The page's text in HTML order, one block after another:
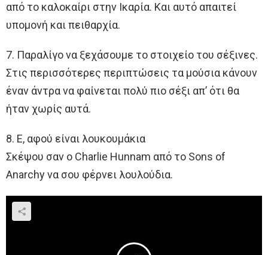
από το καλοκαίρι στην Ικαρία. Και αυτό απαιτεί
υπομονή και πειθαρχία.
7. Παραλίγο να ξεχάσουμε το στοιχείο του σέξινες.
Στις περισσότερες περιπτώσεις τα μούσια κάνουν
έναν άντρα να φαίνεται πολύ πιο σέξι απ’ ότι θα
ήταν χωρίς αυτά.
8. Ε, αφού είναι λουκουμάκια
Σκέψου σαν ο Charlie Hunnam από το Sons of
Anarchy να σου φέρνει λουλούδια.